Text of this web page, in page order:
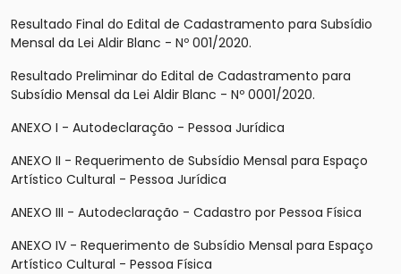
Resultado Final do Edital de Cadastramento para Subsídio
Mensal da Lei Aldir Blanc - Nº 001/2020.
Resultado Preliminar do Edital de Cadastramento para
Subsídio Mensal da Lei Aldir Blanc - Nº 0001/2020.
ANEXO I - Autodeclaração - Pessoa Jurídica
ANEXO II - Requerimento de Subsídio Mensal para Espaço
Artístico Cultural - Pessoa Jurídica
ANEXO III - Autodeclaração - Cadastro por Pessoa Física
ANEXO IV - Requerimento de Subsídio Mensal para Espaço
Artístico Cultural - Pessoa Física